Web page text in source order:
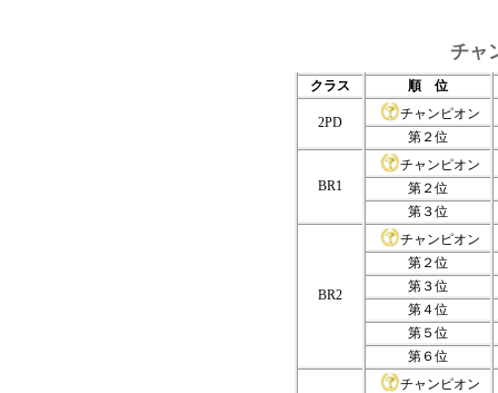
チャ
クラス 順 位
2PD
チャンピオン
第２位
BR1
チャンピオン
第２位
第３位
BR2
チャンピオン
第２位
第３位
第４位
第５位
第６位
チャンピオン